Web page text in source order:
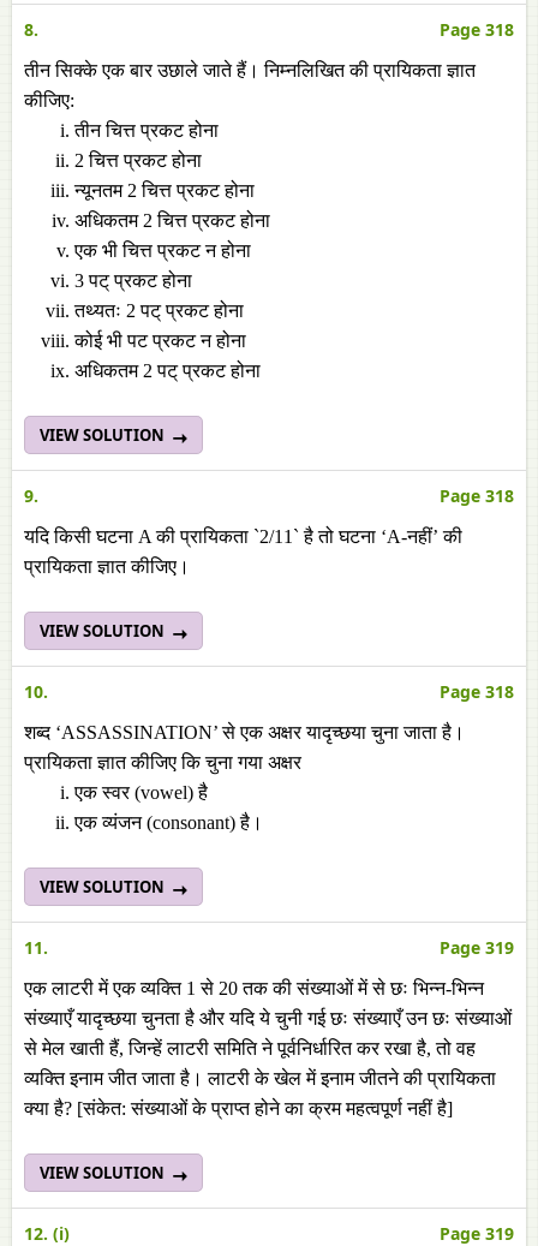
8. Page 318
तीन सिक्के एक बार उछाले जाते हैं। निम्नलिखित की प्रायिकता ज्ञात
कीजिए:
तीन चित्त प्रकट होना
2 चित्त प्रकट होना
न्यूनतम 2 चित्त प्रकट होना
अधिकतम 2 चित्त प्रकट होना
एक भी चित्त प्रकट न होना
3 पट् प्रकट होना
तथ्यतः 2 पट् प्रकट होना
कोई भी पट प्रकट न होना
अधिकतम 2 पट् प्रकट होना
VIEW SOLUTION
9. Page 318
यदि किसी घटना A की प्रायिकता `2/11` है तो घटना ‘A-नहीं’ की
प्रायिकता ज्ञात कीजिए।
VIEW SOLUTION
10. Page 318
शब्द ‘ASSASSINATION’ से एक अक्षर यादृच्छया चुना जाता है।
प्रायिकता ज्ञात कीजिए कि चुना गया अक्षर
एक स्वर (vowel) है
एक व्यंजन (consonant) है।
VIEW SOLUTION
11. Page 319
एक लाटरी में एक व्यक्ति 1 से 20 तक की संख्याओं में से छः भिन्न-भिन्न
संख्याएँ यादृच्छया चुनता है और यदि ये चुनी गई छः संख्याएँ उन छः संख्याओं
से मेल खाती हैं, जिन्हें लाटरी समिति ने पूर्वनिर्धारित कर रखा है, तो वह
व्यक्ति इनाम जीत जाता है। लाटरी के खेल में इनाम जीतने की प्रायिकता
क्या है? [संकेत: संख्याओं के प्राप्त होने का क्रम महत्वपूर्ण नहीं है]
VIEW SOLUTION
12. (i) Page 319